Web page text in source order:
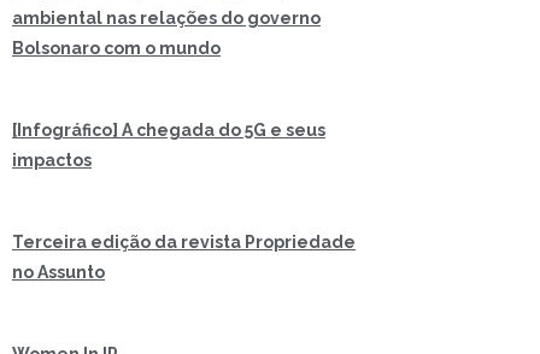
ambiental nas relações do governo
Bolsonaro com o mundo
[Infográfico] A chegada do 5G e seus
impactos
Terceira edição da revista Propriedade
no Assunto